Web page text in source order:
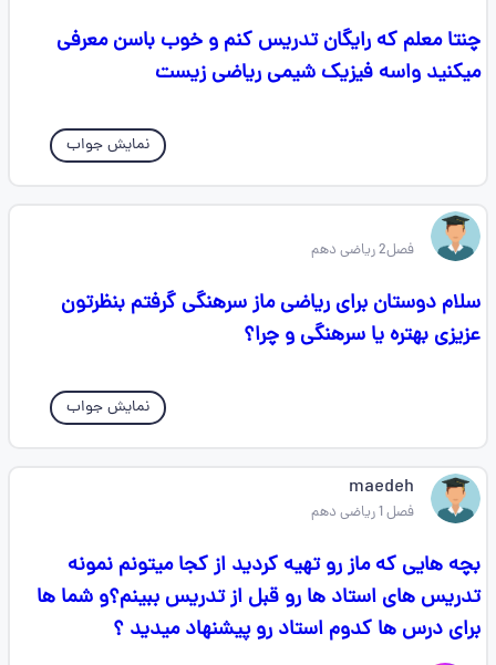
چنتا معلم که رایگان تدریس کنم و خوب باسن معرفی
میکنید واسه فیزیک شیمی ریاضی زیست
نمایش جواب
فصل2 ریاضی دهم
سلام دوستان برای ریاضی ماز سرهنگی گرفتم بنظرتون
عزیزی بهتره یا سرهنگی و چرا؟
نمایش جواب
maedeh
فصل 1 ریاضی دهم
بچه هایی که ماز رو تهیه کردید از کجا میتونم نمونه
تدریس های استاد ها رو قبل از تدریس ببینم؟و شما ها
برای درس ها کدوم استاد رو پیشنهاد میدید ؟